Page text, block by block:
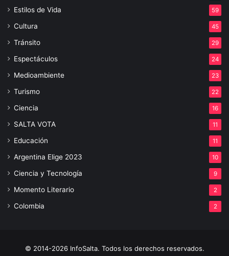
Estilos de Vida 59
Cultura 45
Tránsito 29
Espectáculos 24
Medioambiente 23
Turismo 22
Ciencia 16
SALTA VOTA 11
Educación 11
Argentina Elige 2023 10
Ciencia y Tecnología 9
Momento Literario 2
Colombia 2
© 2014-2026 InfoSalta. Todos los derechos reservados.